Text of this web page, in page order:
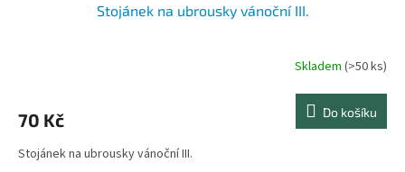
Stojánek na ubrousky vánoční III.
Skladem (>50 ks)
70 Kč Do košíku
Stojánek na ubrousky vánoční III.